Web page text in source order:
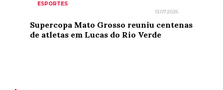
ESPORTES
13.07.2026
Supercopa Mato Grosso reuniu centenas
de atletas em Lucas do Rio Verde